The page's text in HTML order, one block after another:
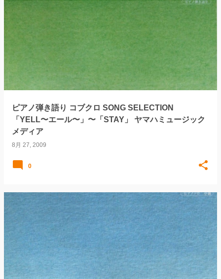
ピアノ弾き語り コブクロ SONG SELECTION
「YELL〜エール〜」〜「STAY」 ヤマハミュージック
メディア
8月 27, 2009
0